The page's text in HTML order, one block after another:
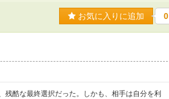
お気に入りに追加 0
残酷な最終選択だった。しかも、相手は自分を利